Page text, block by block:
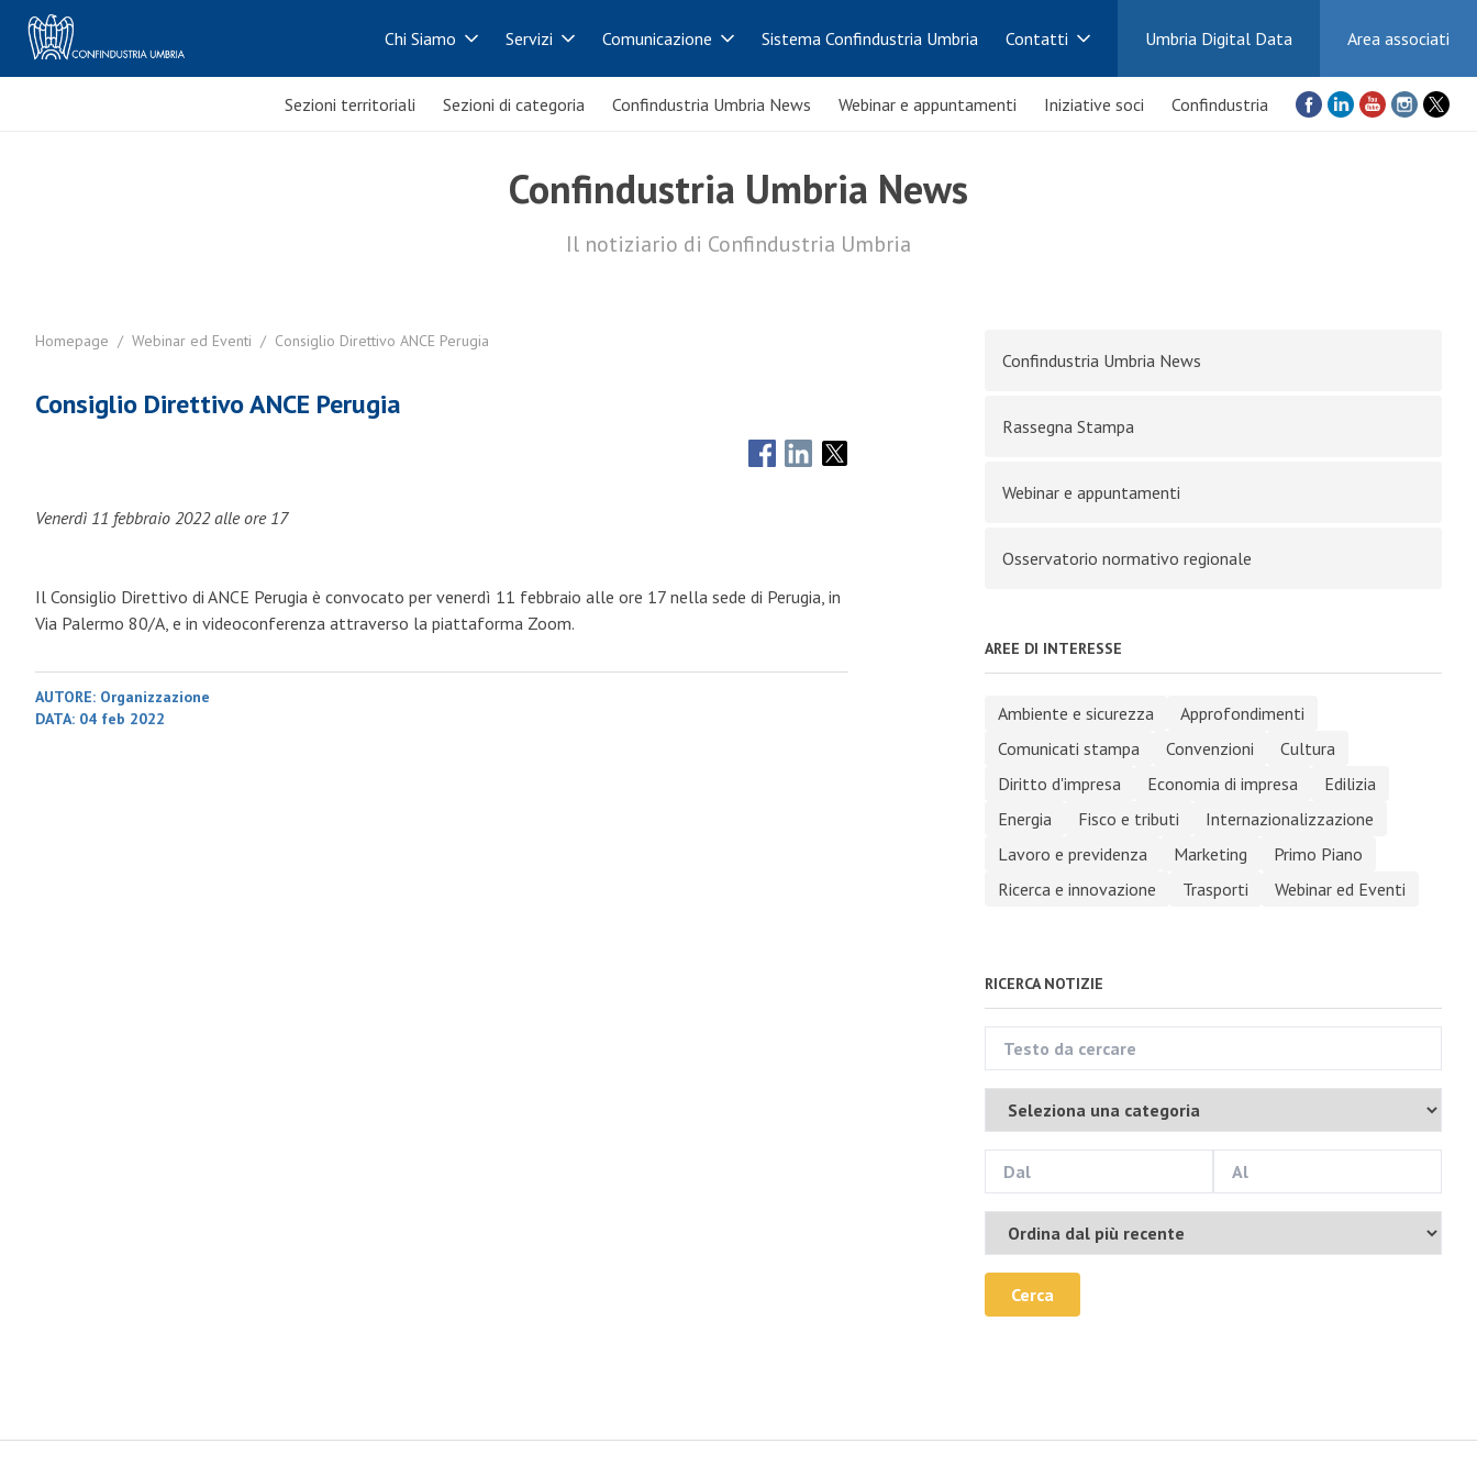
Chi Siamo Servizi Comunicazione Sistema Confindustria Umbria Contatti Umbria Digital Data Area associati
Sezioni territoriali Sezioni di categoria Confindustria Umbria News Webinar e appuntamenti Iniziative soci Confindustria
Confindustria Umbria News
Il notiziario di Confindustria Umbria
Homepage / Webinar ed Eventi / Consiglio Direttivo ANCE Perugia
Consiglio Direttivo ANCE Perugia
Venerdì 11 febbraio 2022 alle ore 17
Il Consiglio Direttivo di ANCE Perugia è convocato per venerdì 11 febbraio alle ore 17 nella sede di Perugia, in
Via Palermo 80/A, e in videoconferenza attraverso la piattaforma Zoom.
AUTORE: Organizzazione
DATA: 04 feb 2022
Confindustria Umbria News
Rassegna Stampa
Webinar e appuntamenti
Osservatorio normativo regionale
AREE DI INTERESSE
Ambiente e sicurezza
Approfondimenti
Comunicati stampa
Convenzioni
Cultura
Diritto d'impresa
Economia di impresa
Edilizia
Energia
Fisco e tributi
Internazionalizzazione
Lavoro e previdenza
Marketing
Primo Piano
Ricerca e innovazione
Trasporti Webinar ed Eventi
RICERCA NOTIZIE
Cerca